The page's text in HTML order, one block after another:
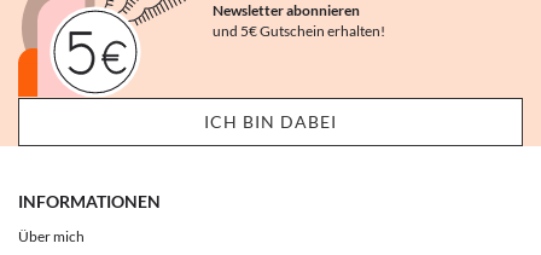
Newsletter abonnieren
und 5€ Gutschein erhalten!
INFORMATIONEN
Über mich